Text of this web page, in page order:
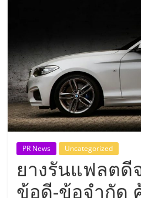
แห่ง
ประเทศไท
รวม
ธุรกิจ
PR News Uncategorized
ยางรันแฟลตดี
ข้อดี-ข้อจำกัด